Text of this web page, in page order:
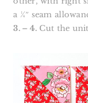
a ¼″ seam
3. – 4. Cut the